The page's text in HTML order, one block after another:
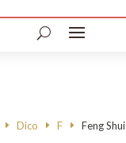
Dico F Feng Shui